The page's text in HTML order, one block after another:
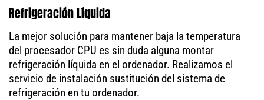
Refrigeración Líquida
La mejor solución para mantener baja la temperatura
del procesador CPU es sin duda alguna montar
refrigeración líquida en el ordenador. Realizamos el
servicio de instalación sustitución del sistema de
refrigeración en tu ordenador.